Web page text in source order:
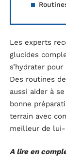
Les experts
glucides
s’hydrater
Des routines
aussi aider à
bonne
terrain avec
meilleur de lui-
A lire en